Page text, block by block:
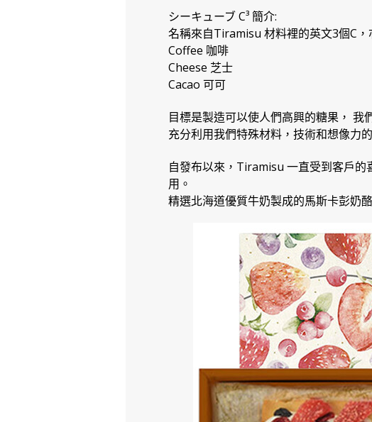
シーキューブ C³ 簡介:
名稱來自Tiramisu 材料裡的英文3個C
Coffee 咖啡
Cheese 芝士
Cacao 可可
目標是製造可以使人們高興的糖果， 我
充分利用我們特殊材料，技術和想像力
自發布以來，Tiramisu 一直受到客戶
用。
精選北海道優質牛奶製成的馬斯卡彭奶